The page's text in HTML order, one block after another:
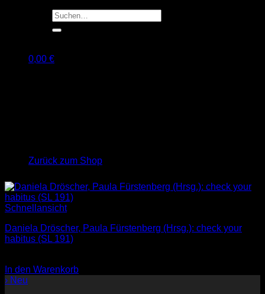
Suche
nach:
0,00 €
Zurück zum Shop
Schnellansicht
Daniela Dröscher, Paula Fürstenberg (Hrsg.): check your
habitus (SL 191)
In den Warenkorb
› Neu